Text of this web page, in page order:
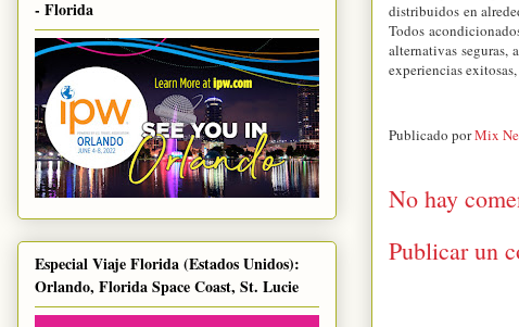
distribuidos en
Todos
alternativas seguras,
experiencias
Publicado porMix
No hay
Publicar un
- Florida
Especial Viaje Florida (Estados Unidos):
Orlando, Florida Space Coast, St. Lucie